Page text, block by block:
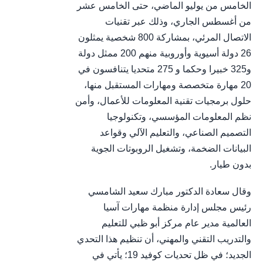
الخامس من يوليو الماضي، حتى الخامس عشر
من أغسطس الجاري، وذلك عبر تقنيات
الاتصال المرئي، بمشاركة 800 شخصية يمثلون
26 دولة أسيوية وأوروبية منهم 200 ممثل دولة
و325 خبيرا وحكما و 275 متحديا يتنافسون في
20 مهارة متخصصة ومهارات المستقبل منها،
حلول برمجيات تقنية المعلومات للأعمال، وأمن
نظم المعلومات المؤسسي، وتكنولوجيا
التصميم الصناعي، والتعليم الآلي وقواعد
البيانات الضخمة، وتشغيل الروبوتات الجوية
بدون طيار.
وقال سعادة الدكتور مبارك سعيد الشامسي
رئيس مجلس إدارة منظمة مهارات آسيا
العالمية مدير عام مركز أبو ظبي للتعليم
والتدريب التقني والمهني، أن تنظيم هذا التحدي
الجديد؛ في ظل تحديات كوفيد 19؛ يأتي في